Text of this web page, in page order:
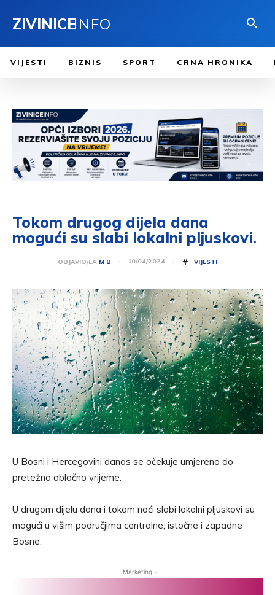
ZIVINICEINFO
VIJESTI BIZNIS SPORT CRNA HRONIKA
Tokom drugog dijela dana
mogući su slabi lokalni pljuskovi.
OBJAVIO/LA M B 10/04/2024 # VIJESTI
U Bosni i Hercegovini danas se očekuje umjereno do
pretežno oblačno vrijeme.
U drugom dijelu dana i tokom noći slabi lokalni pljuskovi su
mogući u višim područjima centralne, istočne i zapadne
Bosne.
- Marketing -